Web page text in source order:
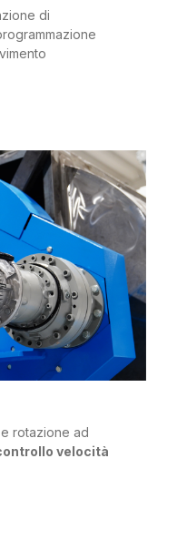
di
rotazione ad
velocità